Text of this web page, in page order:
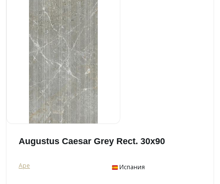
Augustus Caesar Grey Rect. 30x90
Ape Испания